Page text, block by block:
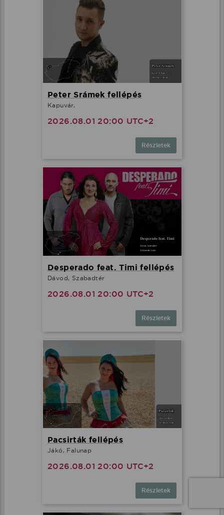
Peter Srámek fellépés
Kapuvár,
2026.08.01 20:00 UTC+2
Részletek
Desperado feat. Timi fellépés
Dávod, Szabadtér
2026.08.01 20:00 UTC+2
Részletek
Pacsirták fellépés
Jákó, Falunap
2026.08.01 20:00 UTC+2
Részletek